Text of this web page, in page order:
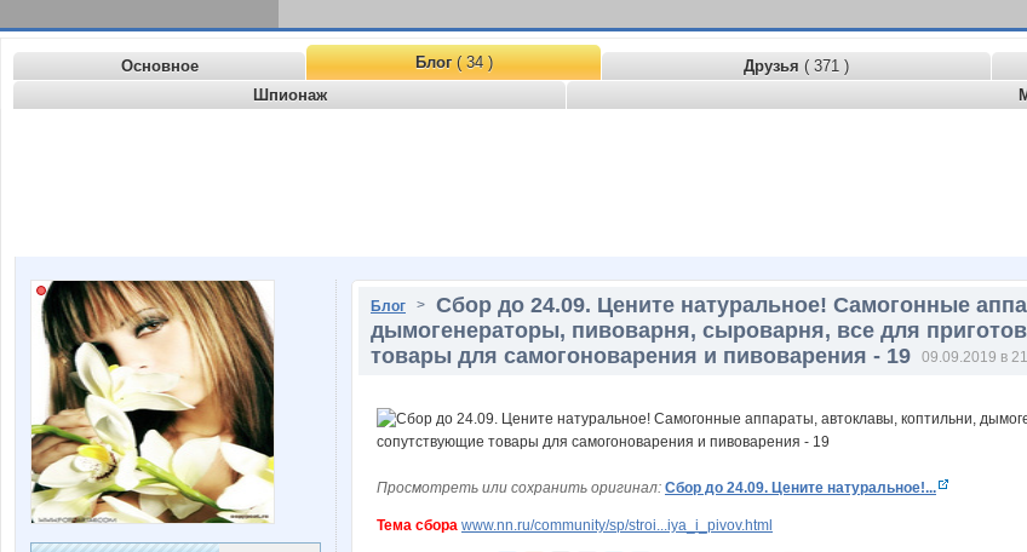
Основное Блог( 34 ) Друзья ( 371 )
Шпионаж
Блог > Сбор до 24.09. Цените натуральное! Самогонные
дымогенераторы, пивоварня, сыроварня, все для
товары для самогоноварения и пивоварения - 19
09.09.2019 в
Просмотреть или сохранить оригинал: Сбор до 24.09. Цените натуральное!...
Тема сбора www.nn.ru/community/sp/stroi...iya_i_pivov.html